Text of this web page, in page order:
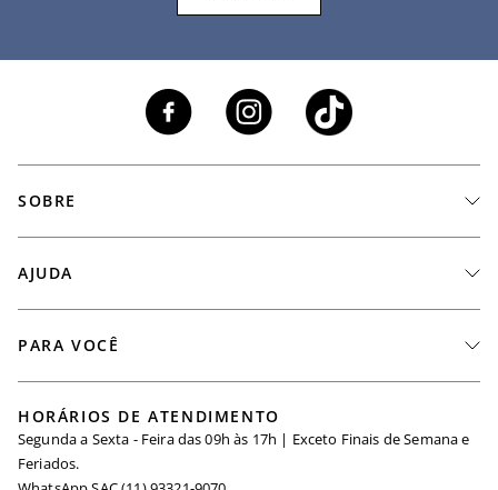
SOBRE
Seja um Revendedor
Igualdade Salarial
AJUDA
Minha Conta
Trocas
PARA VOCÊ
Maternidade
HORÁRIOS DE ATENDIMENTO
Segunda a Sexta - Feira das 09h às 17h | Exceto Finais de Semana e
Feriados.